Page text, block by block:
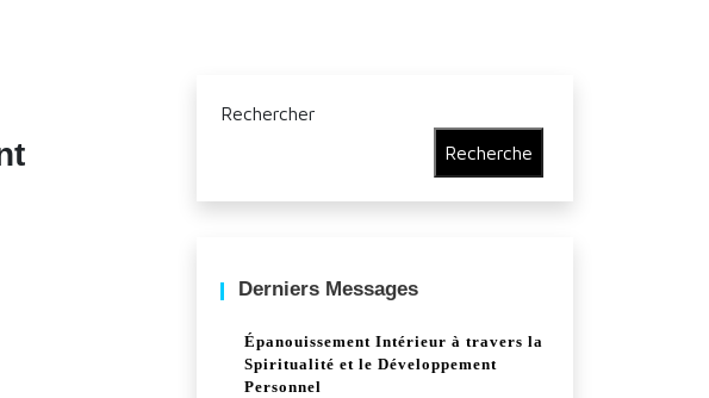
Rechercher
Recherche
Derniers Messages
Épanouissement Intérieur à travers la
Spiritualité et le Développement
Personnel